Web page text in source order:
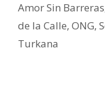
Amor Sin Barreras
de la Calle, ONG,
Turkana